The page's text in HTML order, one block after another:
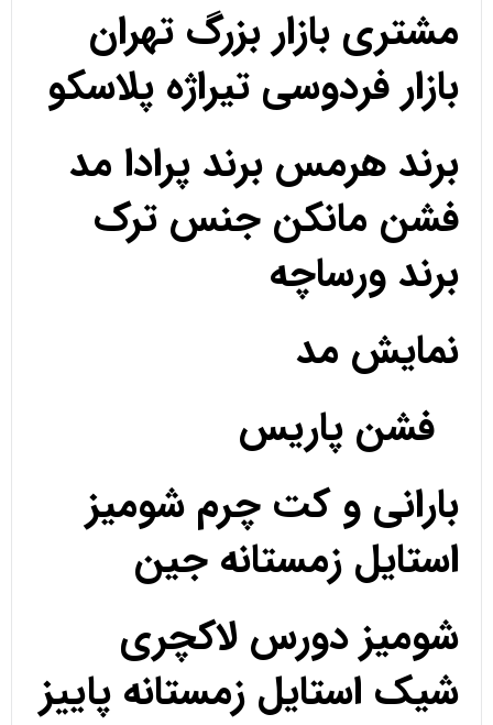
مشتری بازار بزرگ تهران
بازار فردوسی تیراژه پلاسکو
برند هرمس برند پرادا مد
فشن مانکن جنس ترک
برند ورساچه
نمایش مد
فشن پاریس
بارانی و کت چرم شومیز
استایل زمستانه جین
شومیز دورس لاکچری
شیک استایل زمستانه پاییز